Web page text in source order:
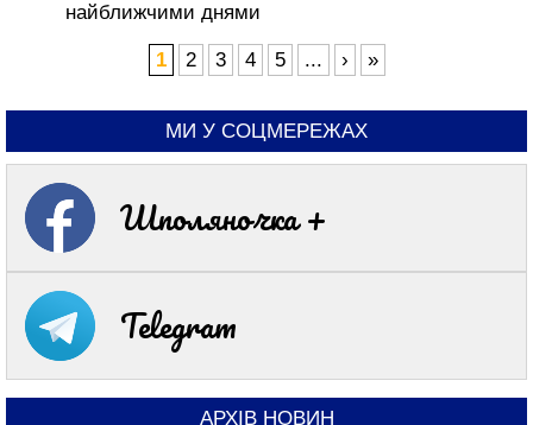
найближчими днями
1 2 3 4 5 ... › »
МИ У СОЦМЕРЕЖАХ
Шполяночка +
Telegram
АРХІВ НОВИН